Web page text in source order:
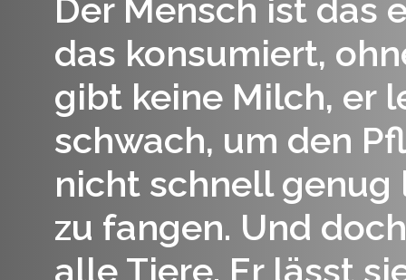
Der Mensch ist das
das konsumiert,
gibt keine Milch, er
schwach, um den
nicht schnell genug
zu fangen. Und
alle Tiere. Er lässt